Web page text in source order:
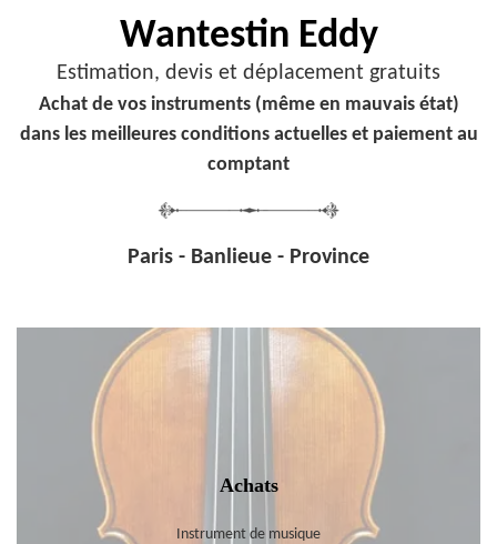
Wantestin Eddy
Estimation, devis et déplacement gratuits
Achat de vos instruments (même en mauvais état)
dans les meilleures conditions actuelles et paiement au
comptant
Paris - Banlieue - Province
Achats
Instrument de musique